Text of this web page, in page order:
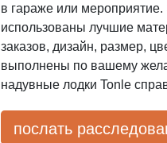
в гараже или
использованы лучшие
заказов, дизайн, размер,
выполнены по вашему
надувные лодки Tonle
послать